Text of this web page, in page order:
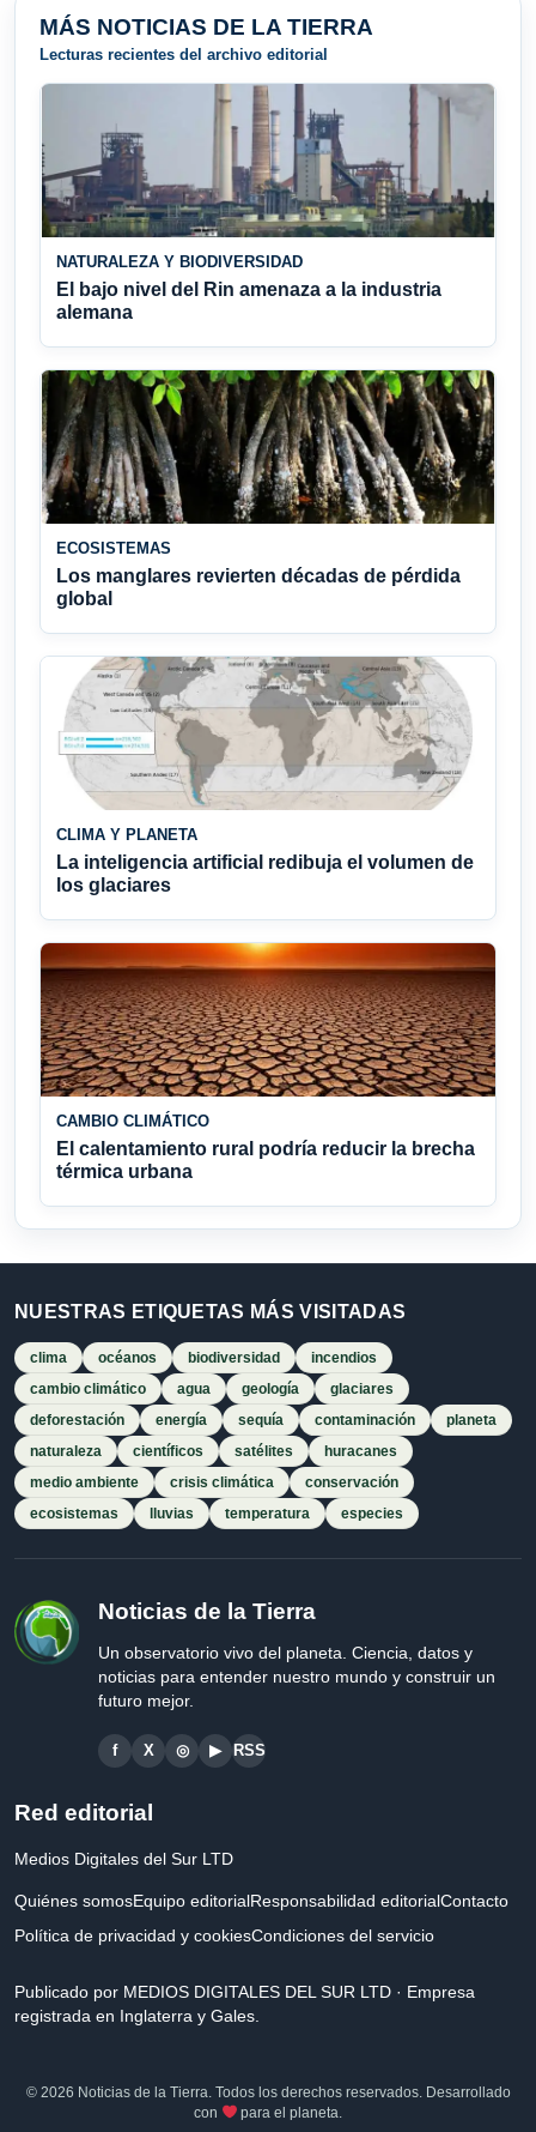
MÁS NOTICIAS DE LA TIERRA
Lecturas recientes del archivo editorial
NATURALEZA Y BIODIVERSIDAD
El bajo nivel del Rin amenaza a la industria
alemana
ECOSISTEMAS
Los manglares revierten décadas de pérdida
global
CLIMA Y PLANETA
La inteligencia artificial redibuja el volumen de
los glaciares
CAMBIO CLIMÁTICO
El calentamiento rural podría reducir la brecha
térmica urbana
NUESTRAS ETIQUETAS MÁS VISITADAS
clima océanos biodiversidad
incendios
cambio climático
agua geología
glaciares
deforestación
energía sequía contaminación
planeta
naturaleza
científicos satélites
huracanes
medio ambiente
crisis climática
conservación
ecosistemas
lluvias temperatura especies
Noticias de la Tierra
Un observatorio vivo del planeta. Ciencia, datos y
noticias para entender nuestro mundo y construir un
futuro mejor.
f X ◎ ▶ RSS
Red editorial
Medios Digitales del Sur LTD
Quiénes somosEquipo editorialResponsabilidad editorialContacto
Política de privacidad y cookiesCondiciones del servicio
Publicado por MEDIOS DIGITALES DEL SUR LTD · Empresa
registrada en Inglaterra y Gales.
© 2026 Noticias de la Tierra. Todos los derechos reservados. Desarrollado
con
para el planeta.